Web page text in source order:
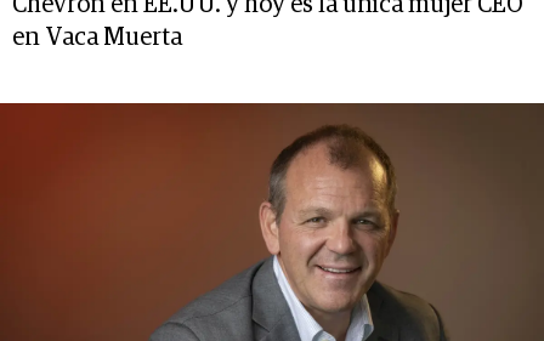
Chevron en EE.UU. y hoy es la única mujer CEO
en Vaca Muerta